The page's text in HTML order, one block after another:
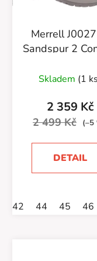
Merrell
Sandspur 2
Skladem (1
2 359 Kč
2 499 Kč (–5
DETAIL
42 44 45 46